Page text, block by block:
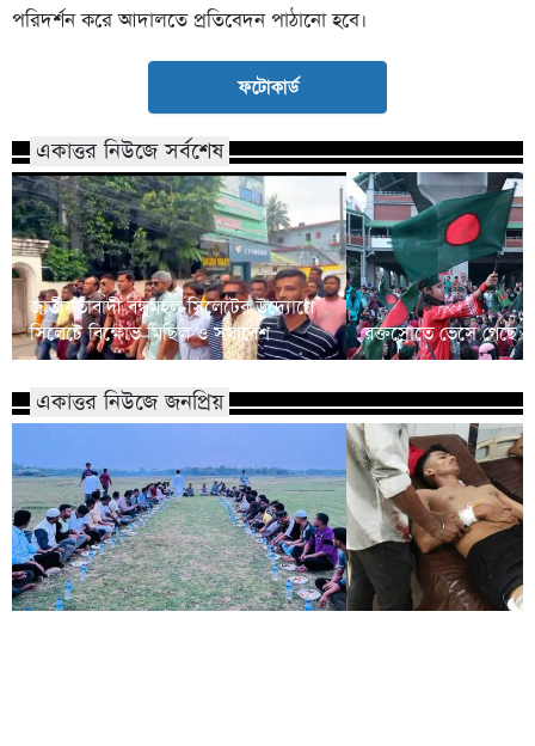
পরিদর্শন করে আদালতে প্রতিবেদন পাঠানো হবে।
ফটোকার্ড
একাত্তর নিউজে সর্বশেষ
জাতীয়তাবাদী বন্ধুমহল সিলেটের উদ্যোগে
সিলেটে বিক্ষোভ মিছিল ও সমাবেশ
রক্তস্রোতে ভেসে গেছে
একাত্তর নিউজে জনপ্রিয়